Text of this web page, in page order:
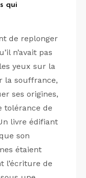
qui
de replonger
n’avait pas
yeux sur la
la souffrance,
ses origines,
tolérance de
livre édifiant
son
étaient
l’écriture de